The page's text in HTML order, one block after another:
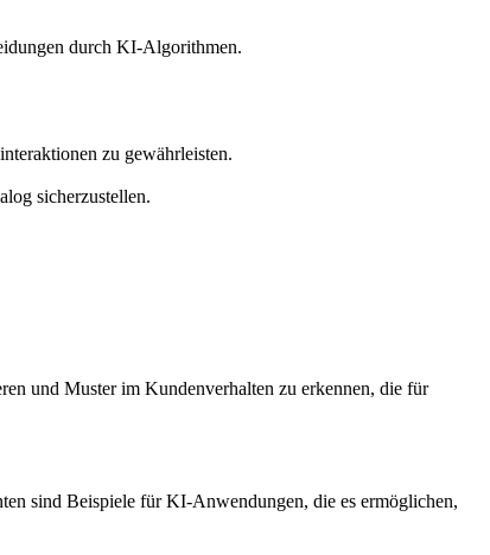
durch KI-Algorithmen.
zu gewährleisten.
sicherzustellen.
und Muster im Kundenverhalten zu erkennen, die für
sind Beispiele für KI-Anwendungen, die es ermöglichen,